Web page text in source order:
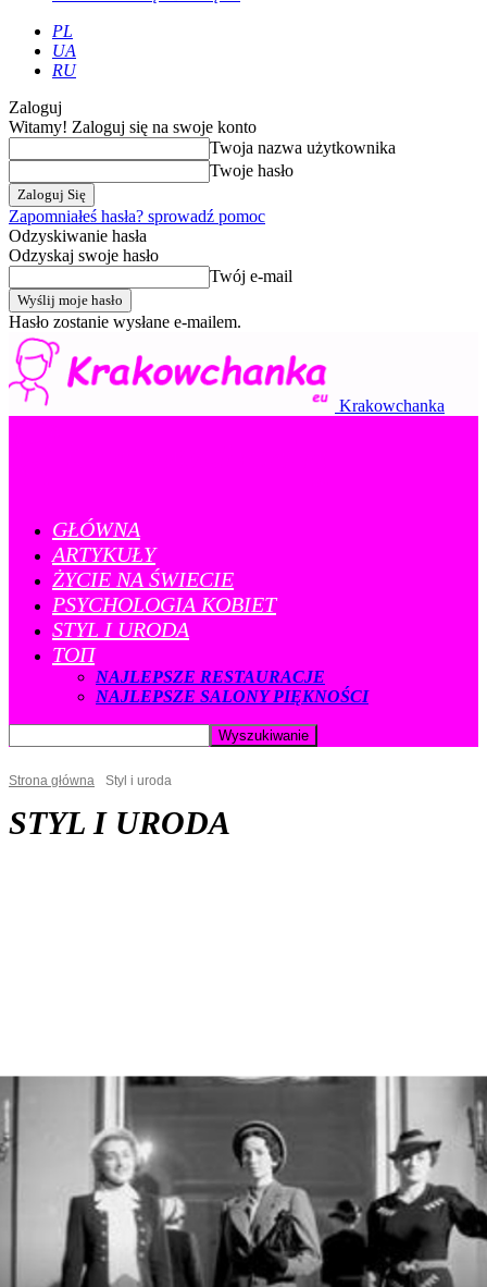
PL
UA
RU
Zaloguj
Witamy! Zaloguj się na swoje konto
Twoja nazwa użytkownika
Twoje hasło
Zapomniałeś hasła? sprowadź pomoc
Odzyskiwanie hasła
Odzyskaj swoje hasło
Twój e-mail
Hasło zostanie wysłane e-mailem.
Krakowchanka
GŁÓWNA
ARTYKUŁY
ŻYCIE NA ŚWIECIE
PSYCHOLOGIA KOBIET
STYL I URODA
ТОП
NAJLEPSZE RESTAURACJE
NAJLEPSZE SALONY PIĘKNOŚCI
Strona główna Styl i uroda
STYL I URODA